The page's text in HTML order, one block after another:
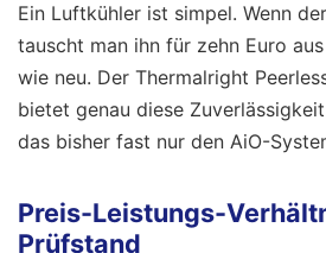
Ein Luftkühler ist simpel. Wenn
tauscht man ihn für zehn Euro
wie neu. Der Thermalright
bietet genau diese
das bisher fast nur den AiO-
Preis-Leistungs-
Prüfstand